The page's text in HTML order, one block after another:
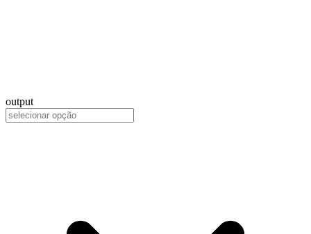
output